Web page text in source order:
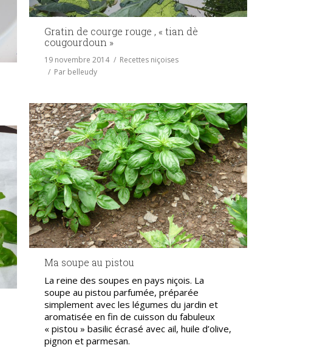
Gratin de courge rouge , « tian dè
cougourdoun »
19 novembre 2014
Recettes niçoises
Par belleudy
Ma soupe au pistou
La reine des soupes en pays niçois. La
soupe au pistou parfumée, préparée
simplement avec les légumes du jardin et
aromatisée en fin de cuisson du fabuleux
« pistou » basilic écrasé avec ail, huile d’olive,
pignon et parmesan.